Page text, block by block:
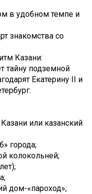
в удобном темпе и
знакомства со
Казани:
тайну подземной
Екатерину II и
или казанский
города;
колокольней;
дом-«пароход»;